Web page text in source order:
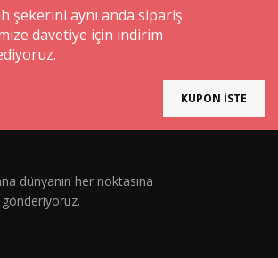
şekerini aynı anda sipariş
davetiye için indirim
KUPON İSTE
dünyanın her noktasına